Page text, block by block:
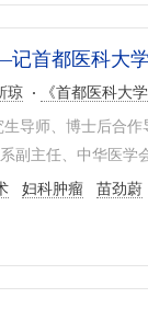
首都医科大
琼 《首都医科大学
导师、博士后合
副主任、中华医
妇科肿瘤 苗劲蔚